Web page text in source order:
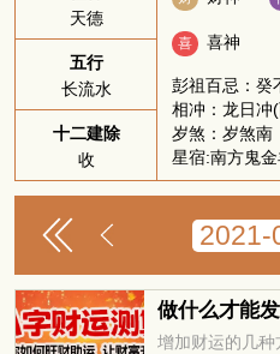
天德
五行
长流水
十二建除
收
喜 喜神
相冲：龙日冲
岁煞：岁煞南
星宿:南方鬼
做什么才能
增加财运的几种